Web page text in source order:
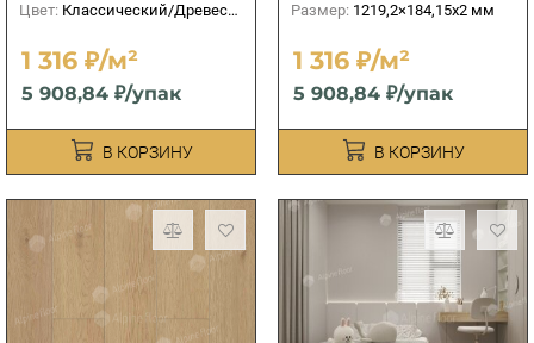
Цвет: Классический/Древесный
1 316 ₽/м²
5 908,84 ₽/упак
В КОРЗИНУ
Размер: 1219,2×184,15х2 мм
1 316 ₽/м²
5 908,84 ₽/упак
В КОРЗИНУ